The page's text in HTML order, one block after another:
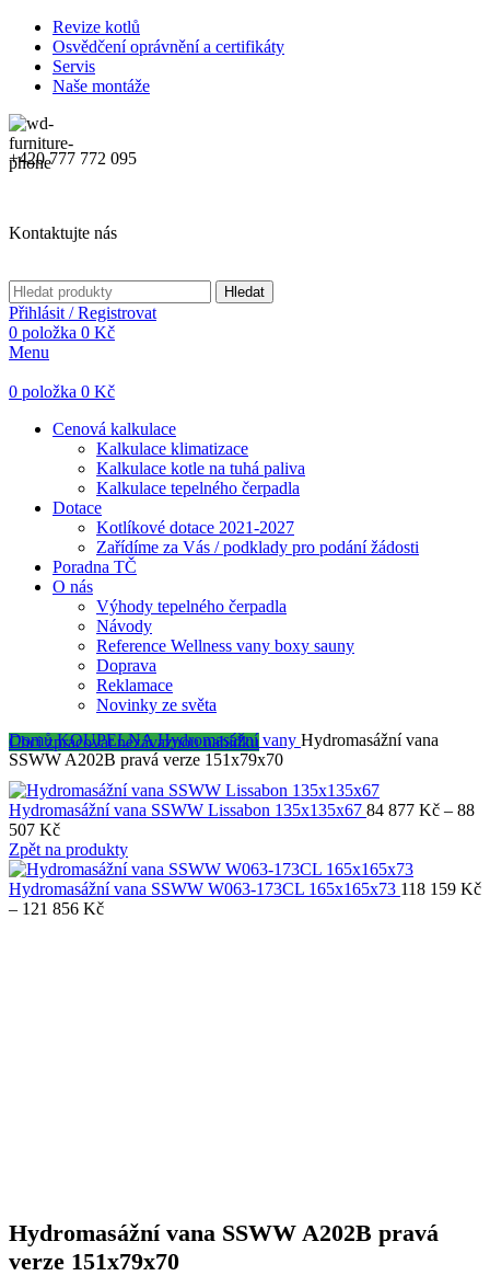
Revize kotlů
Osvědčení oprávnění a certifikáty
Servis
Naše montáže
+420 777 772 095
Kontaktujte nás
Hledat
Přihlásit / Registrovat
0 položka 0 Kč
Menu
0 položka 0 Kč
Cenová kalkulace
Kalkulace klimatizace
Kalkulace kotle na tuhá paliva
Kalkulace tepelného čerpadla
Dotace
Kotlíkové dotace 2021-2027
Zařídíme za Vás / podklady pro podání žádosti
Poradna TČ
O nás
Výhody tepelného čerpadla
Návody
Reference Wellness vany boxy sauny
Doprava
Reklamace
Novinky ze světa
Chci zpracovat nezávaznou nabídku
DomůKOUPELNAHydromasážní vany Hydromasážní vana
SSWW A202B pravá verze 151x79x70
Hydromasážní vana SSWW Lissabon 135x135x67 84 877 Kč – 88
507 KčRozpětí
cen:
84
877 Kč
až
Zpět na produkty
Hydromasážní vana SSWW W063-173CL 165x165x73 118 159 Kč
– 121 856 KčRozpětí
Hydromasážní vana SSWW A202B pravá
verze 151x79x70